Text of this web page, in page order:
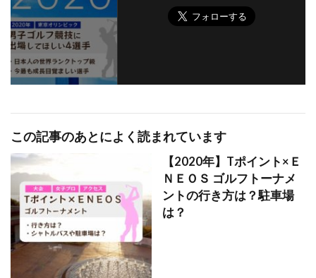
この記事のあとによく読まれています
【2020年】Tポイント×Ｅ
ＮＥＯＳ ゴルフトーナメ
ントの行き方は？駐車場
は？